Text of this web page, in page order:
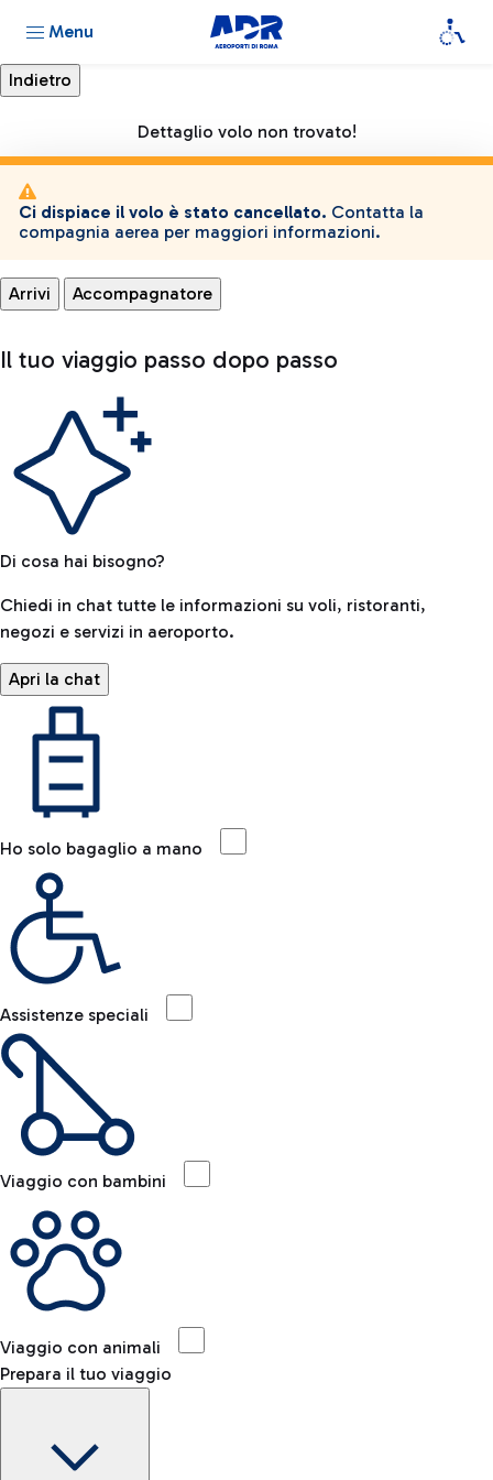
Menu
Dettaglio volo non trovato!
Ci dispiace il volo è stato cancellato. Contatta la
compagnia aerea per maggiori informazioni.
Arrivi Accompagnatore
Il tuo viaggio passo dopo passo
Di cosa hai bisogno?
Chiedi in chat tutte le informazioni su voli, ristoranti,
negozi e servizi in aeroporto.
Apri la chat
Ho solo bagaglio a mano
Assistenze speciali
Viaggio con bambini
Viaggio con animali
Prepara il tuo viaggio